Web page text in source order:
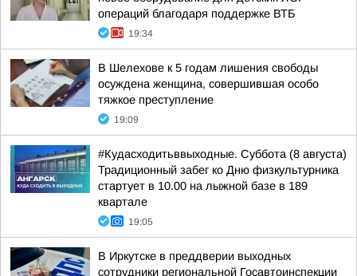
операций благодаря поддержке ВТБ
19:34
В Шелехове к 5 годам лишения свободы
осуждена женщина, совершившая особо
тяжкое преступление
19:09
#Кудасходитьввыходные. Суббота (8 августа)
Традиционный забег ко Дню физкультурника
стартует в 10.00 на лыжной базе в 189
квартале
19:05
В Иркутске в преддверии выходных
сотрудники региональной Госавтоинспекции